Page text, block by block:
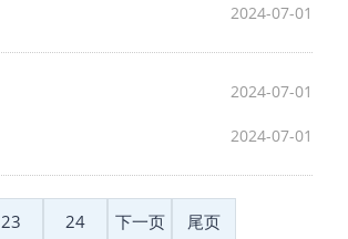
2024-07-01
2024-07-01
2024-07-01
23 24 下一页 尾页